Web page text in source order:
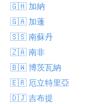
🇬🇭 加納
🇬🇦 加蓬
🇸🇸 南蘇丹
🇿🇦 南非
🇧🇼 博茨瓦納
🇪🇷 厄立特里亞
🇩🇯 吉布提